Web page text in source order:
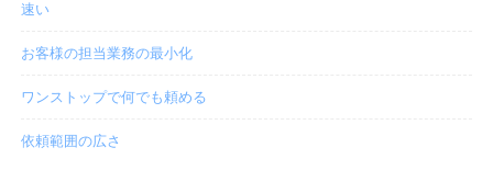
速い
お客様の担当業務の最小化
ワンストップで何でも頼める
依頼範囲の広さ